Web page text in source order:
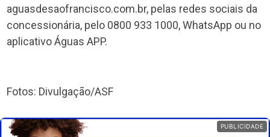
aguasdesaofrancisco.com.br, pelas redes sociais da
concessionária, pelo 0800 933 1000, WhatsApp ou no
aplicativo Águas APP.
Fotos: Divulgação/ASF
PUBLICIDADE